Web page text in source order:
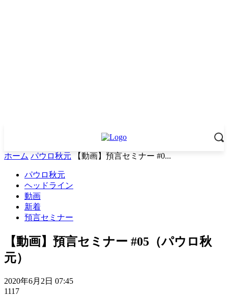
ホーム パウロ秋元 【動画】預言セミナー #0...
パウロ秋元
ヘッドライン
動画
新着
預言セミナー
【動画】預言セミナー #05（パウロ秋
元）
2020年6月2日 07:45
1117